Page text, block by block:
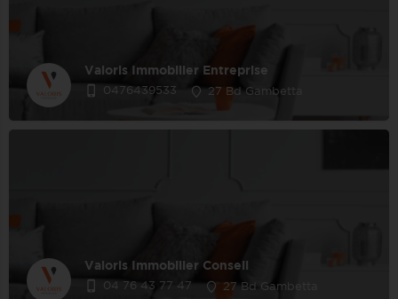
Valoris Immobilier Entreprise
0476439533 27 Bd Gambetta
Valoris Immobilier Conseil
04 76 43 77 47 27 Bd Gambetta